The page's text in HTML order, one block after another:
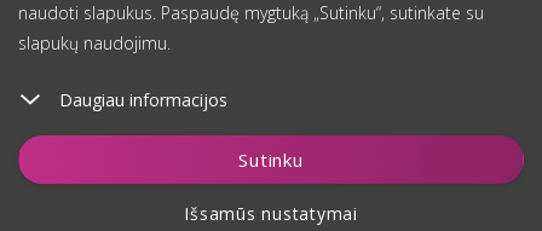
naudoti slapukus. Paspaudę mygtuką „Sutinku“, sutinkate su
slapukų naudojimu.
Daugiau informacijos
Sutinku
Išsamūs nustatymai
Stebėti